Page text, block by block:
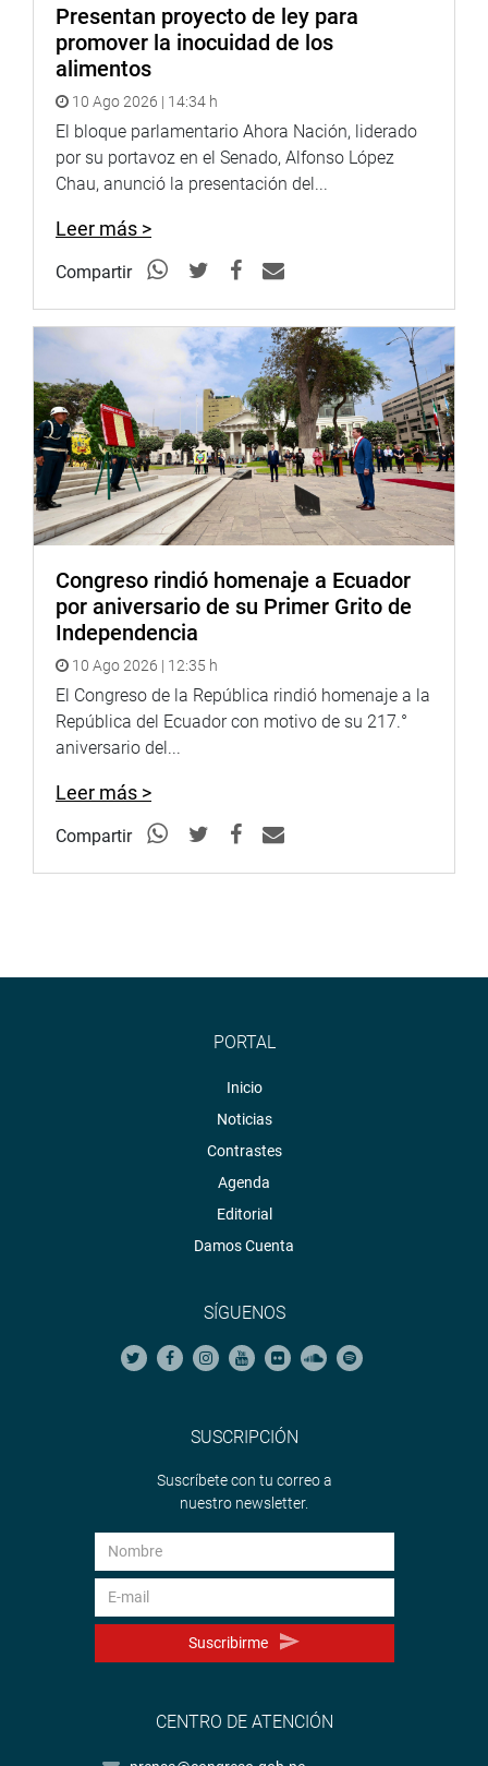
Presentan proyecto de ley para
promover la inocuidad de los
alimentos
10 Ago 2026 | 14:34 h
El bloque parlamentario Ahora Nación, liderado
por su portavoz en el Senado, Alfonso López
Chau, anunció la presentación del...
Leer más >
Compartir
Congreso rindió homenaje a Ecuador
por aniversario de su Primer Grito de
Independencia
10 Ago 2026 | 12:35 h
El Congreso de la República rindió homenaje a la
República del Ecuador con motivo de su 217.°
aniversario del...
Leer más >
Compartir
PORTAL
Inicio
Noticias
Contrastes
Agenda
Editorial
Damos Cuenta
SÍGUENOS
SUSCRIPCIÓN
Suscríbete con tu correo a
nuestro newsletter.
Suscribirme
CENTRO DE ATENCIÓN